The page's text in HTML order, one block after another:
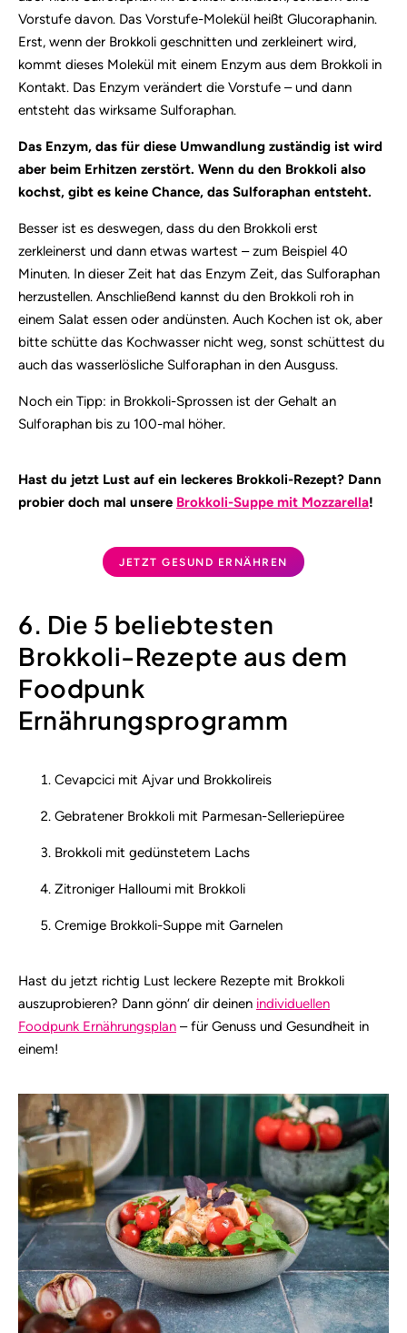
Vorstufe davon. Das Vorstufe-Molekül heißt Glucoraphanin.
Erst, wenn der Brokkoli geschnitten und zerkleinert wird,
kommt dieses Molekül mit einem Enzym aus dem Brokkoli in
Kontakt. Das Enzym verändert die Vorstufe – und dann
entsteht das wirksame Sulforaphan.
Das Enzym, das für diese Umwandlung zuständig ist wird
aber beim Erhitzen zerstört. Wenn du den Brokkoli also
kochst, gibt es keine Chance, das Sulforaphan entsteht.
Besser ist es deswegen, dass du den Brokkoli erst
zerkleinerst und dann etwas wartest – zum Beispiel 40
Minuten. In dieser Zeit hat das Enzym Zeit, das Sulforaphan
herzustellen. Anschließend kannst du den Brokkoli roh in
einem Salat essen oder andünsten. Auch Kochen ist ok, aber
bitte schütte das Kochwasser nicht weg, sonst schüttest du
auch das wasserlösliche Sulforaphan in den Ausguss.
Noch ein Tipp: in Brokkoli-Sprossen ist der Gehalt an
Sulforaphan bis zu 100-mal höher.
Hast du jetzt Lust auf ein leckeres Brokkoli-Rezept? Dann
probier doch mal unsere Brokkoli-Suppe mit Mozzarella!
JETZT GESUND ERNÄHREN
6. Die 5 beliebtesten
Brokkoli-Rezepte aus dem
Foodpunk
Ernährungsprogramm
Cevapcici mit Ajvar und Brokkolireis
Gebratener Brokkoli mit Parmesan-Selleriepüree
Brokkoli mit gedünstetem Lachs
Zitroniger Halloumi mit Brokkoli
Cremige Brokkoli-Suppe mit Garnelen
Hast du jetzt richtig Lust leckere Rezepte mit Brokkoli
auszuprobieren? Dann gönn‘ dir deinen individuellen
Foodpunk Ernährungsplan – für Genuss und Gesundheit in
einem!